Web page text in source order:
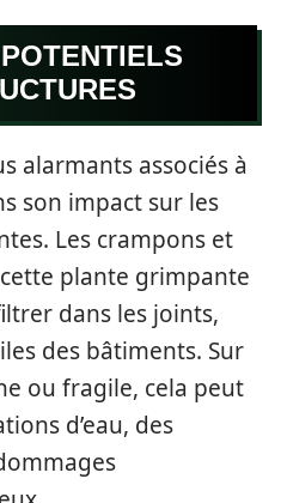
alarmants associés à
son impact sur les
Les crampons et
plante grimpante
dans les joints,
des bâtiments. Sur
ou fragile, cela peut
d’eau, des